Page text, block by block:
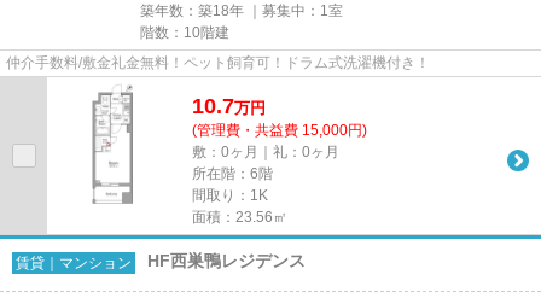
築年数：築18年 ｜募集中： 1室
階数：10階建
仲介手数料/敷金礼金無料！ペット飼育可！ドラム式洗濯機付き！
10.7万円
(管理費・共益費 15,000円)
敷：0ヶ月｜礼：0ヶ月
所在階：6階
間取り：1K
面積：23.56㎡
賃貸｜マンション HF西巣鴨レジデンス